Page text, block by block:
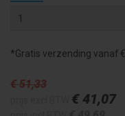
*Gratis verzending vanaf
€ 51,33
€ 41,07